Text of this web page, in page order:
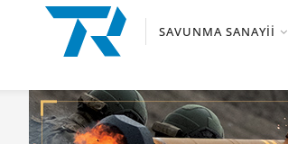
SAVUNMA SANAYII